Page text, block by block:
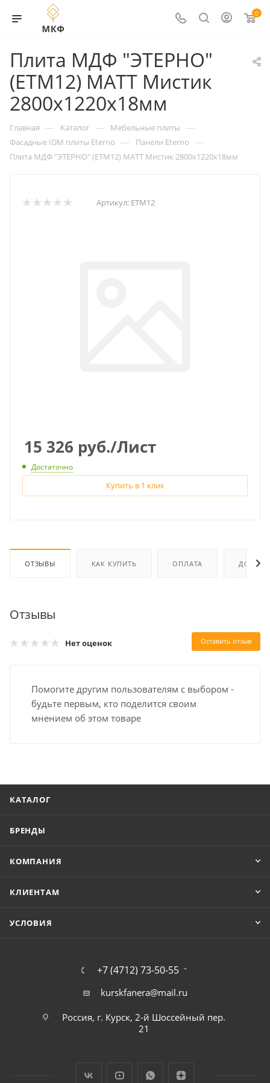
0
Плита МДФ "ЭТЕРНО"
(ETM12) МАТТ Мистик
2800х1220х18мм
Главная — Каталог — Мебельные плиты —
Фасадные IDM плиты Eterno — Панели Eterno —
Плита МДФ "ЭТЕРНО" (ETM12) МАТТ Мистик 2800х1220х18мм
Артикул: ETM12
15 326 руб./Лист
Достаточно
Купить в 1 клик
ОТЗЫВЫ КАК КУПИТЬ ОПЛАТА
Отзывы
Нет оценок Оставить отзыв
Помогите другим пользователям с выбором -
будьте первым, кто поделится своим
мнением об этом товаре
КАТАЛОГ
БРЕНДЫ
КОМПАНИЯ
КЛИЕНТАМ
УСЛОВИЯ
+7 (4712) 73-50-55
kurskfanera@mail.ru
Россия, г. Курск, 2-й Шоссейный пер.
21